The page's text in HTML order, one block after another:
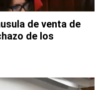
de venta de
de los